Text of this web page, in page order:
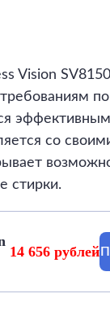
Vision
со
стирки.
14 656 рублей